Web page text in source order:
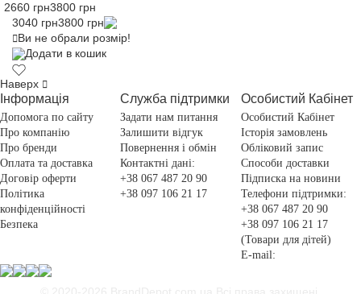
2660 грн3800 грн
3040 грн3800 грн
Ви не обрали розмір!
Додати в кошик
Наверх
Інформація
Допомога по сайту
Про компанію
Про бренди
Оплата та доставка
Договір оферти
Політика
конфіденційності
Безпека
Служба підтримки
Задати нам питання
Залишити відгук
Повернення і обмін
Контактні дані:
+38 067 487 20 90
+38 097 106 21 17
Особистий Кабінет
Особистий Кабінет
Історія замовлень
Обліковий запис
Способи доставки
Підписка на новини
Телефони підтримки:
+38 067 487 20 90
+38 097 106 21 17
(Товари для дітей)
E-mail: